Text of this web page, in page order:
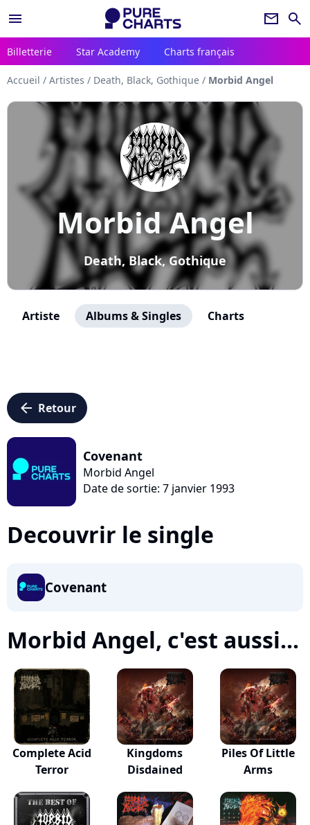
menu newsletter search
Billetterie Star Academy Charts français
Accueil / Artistes / Death, Black, Gothique / Morbid Angel
Morbid Angel
Death, Black, Gothique
Artiste Albums & Singles Charts
arrow_left Retour
Covenant
Morbid Angel
Date de sortie: 7 janvier 1993
Decouvrir le single
Covenant
Morbid Angel, c'est aussi...
Complete Acid
Terror
Kingdoms
Disdained
Piles Of Little
Arms